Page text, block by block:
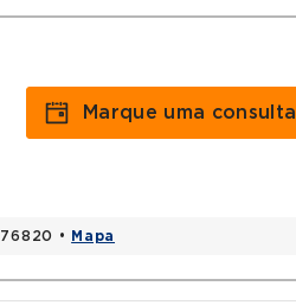
• Mapa
Marque uma consulta